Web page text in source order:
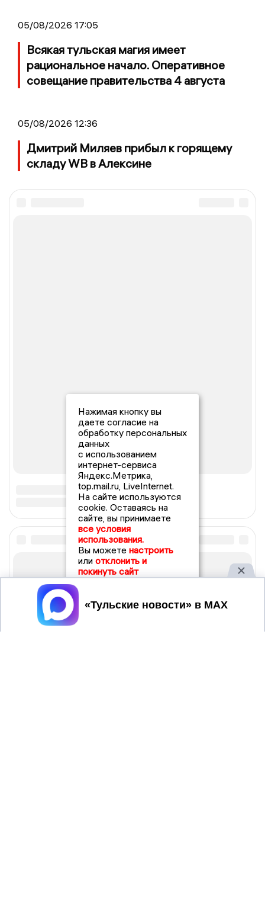
05/08/2026 17:05
Всякая тульская магия имеет
рациональное начало. Оперативное
совещание правительства 4 августа
05/08/2026 12:36
Дмитрий Миляев прибыл к горящему
складу WB в Алексине
Нажимая кнопку вы
даете согласие на
обработку персональных
данных
с использованием
интернет-сервиса
Яндекс.Метрика,
top.mail.ru, LiveInternet.
На сайте используются
cookie. Оставаясь на
сайте, вы принимаете
все условия
использования.
Вы можете настроить
или отклонить и
покинуть сайт
Принять